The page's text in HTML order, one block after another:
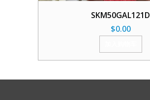
SKM50GAL121D
$0.00